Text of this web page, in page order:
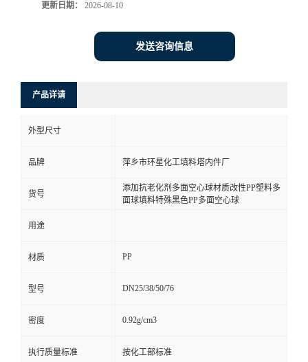
更新日期： 2026-08-10
发送咨询信息
产品详请
外型尺寸
品牌 萍乡市环星化工填料塔内件厂
货号
添加抗老化剂多面空心球材质改性PP塑料多
面球填料特殊黑色PP多面空心球
用途
材质 PP
型号 DN25/38/50/76
密度 0.92g/cm3
执行质量标准 按化工部标准